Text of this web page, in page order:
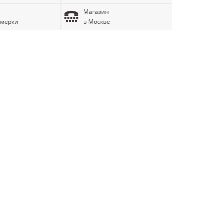
Магазин
в Москве